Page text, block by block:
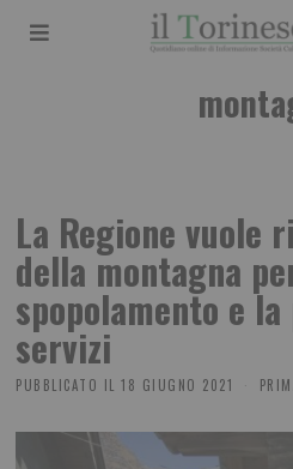
La Regione vuole
della montagna
spopolamento e
servizi
PUBBLICATO IL 18 GIUGNO 2021